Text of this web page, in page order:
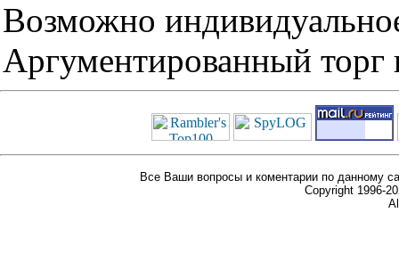
Возможно
Аргументированный торг
Все Ваши вопросы и коментарии по данному
Copyright 1996-